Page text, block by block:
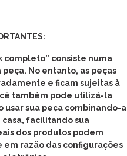
completo” consiste numa
No entanto, as peças
e ficam sujeitas à
também pode utilizá-la
usar sua peça combinando-a
casa, facilitando sua
dos produtos podem
razão das configurações